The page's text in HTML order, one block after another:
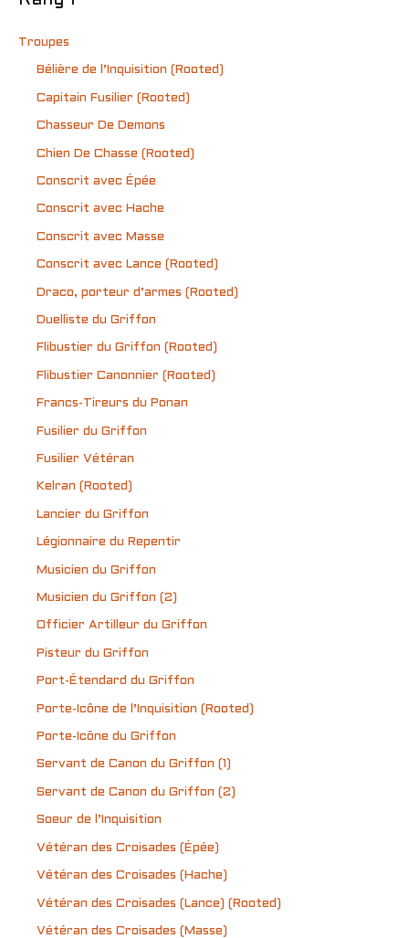
Troupes
Bélière de l’Inquisition (Rooted)
Capitain Fusilier (Rooted)
Chasseur De Demons
Chien De Chasse (Rooted)
Conscrit avec Épée
Conscrit avec Hache
Conscrit avec Masse
Conscrit avec Lance (Rooted)
Draco, porteur d’armes (Rooted)
Duelliste du Griffon
Flibustier du Griffon (Rooted)
Flibustier Canonnier (Rooted)
Francs-Tireurs du Ponan
Fusilier du Griffon
Fusilier Vétéran
Kelran (Rooted)
Lancier du Griffon
Légionnaire du Repentir
Musicien du Griffon
Musicien du Griffon (2)
Officier Artilleur du Griffon
Pisteur du Griffon
Port-Étendard du Griffon
Porte-Icône de l’Inquisition (Rooted)
Porte-Icône du Griffon
Servant de Canon du Griffon (1)
Servant de Canon du Griffon (2)
Soeur de l’Inquisition
Vétéran des Croisades (Épée)
Vétéran des Croisades (Hache)
Vétéran des Croisades (Lance) (Rooted)
Vétéran des Croisades (Masse)